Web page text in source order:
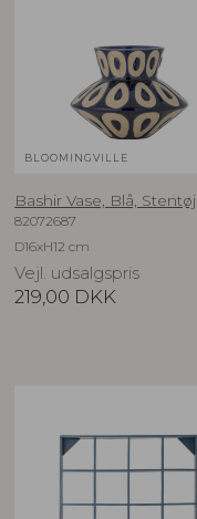
BLOOMINGVILLE
Bashir Vase, Blå, Stentøj
82072687
D16xH12 cm
Vejl. udsalgspris
219,00 DKK